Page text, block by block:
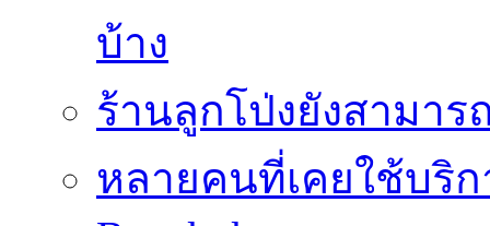
บ้าง
ร้านลูกโป่งยังสามา
หลายคนที่เคยใช้บริกา